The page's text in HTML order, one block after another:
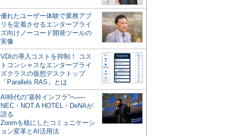
優れたユーザー体験で業務アプ
リを定着させるエンタープライ
ズ向けノーコード開発ツールの
実像
VDIの導入コストを抑制！ コス
トコンシャスなエンタープライ
ズクラスの仮想デスクトップ
「Parallels RAS」とは
AI時代の“基幹インフラ”へ──
NEC・NOT A HOTEL・DeNAが
語る
Zoomを核にしたコミュニケーシ
ョン変革とAI活用法